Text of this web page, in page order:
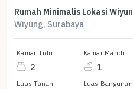
Wiyung, Surabaya
Kamar Tidur
2
Kamar Mandi
1
Luas Tanah Luas Bangunan